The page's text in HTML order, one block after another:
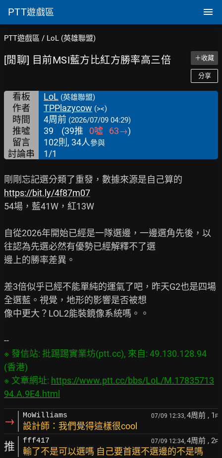
PTT遊戲區
PTT遊戲區 / LoL (英雄聯盟)
[閒聊] 目前MSI藍方比紅方勝率高三倍 ＋收藏
分享
看板 LoL (英雄聯盟)
作者 TPPlazycow (><)
時間 4周前 (2026/07/09 04:29)
推噓 39 (39推 0噓 63→)
留言
102則, 34人參與
討論串 1/1
https://bit.ly/4f87m07
54場，藍41W，紅13W
自從2026年開始已經是一隊選邊，一邊選角先後，以
往認為先選必然有優勢已經解釋不了選
邊上的勝率差異。
差3倍似乎已經不能單純的運氣了吧，昨天G2也是四場
全選藍。視覺，地形的影響是否被想
像中更大？LOL2能裝鏡像系統嗎。。
※ 發信站: 批踢踢實業坊(ptt.cc), 來自: 49.130.128.94
(香港)
※ 文章網址: https://www.ptt.cc/bbs/LoL/M.17835713
94.A.9E4.html
→ MoWilliams 07/09 12:33, 4周前 , 1 F
設計師：我們覺得這樣很cool
推 fff417 07/09 12:34, 4周前 , 2F
輸了不是可以選嗎 自己要首選不選邊的不是嗎